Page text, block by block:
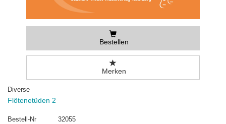
Bestellen
Merken
Diverse
Flötenetüden 2
Bestell-Nr
32055